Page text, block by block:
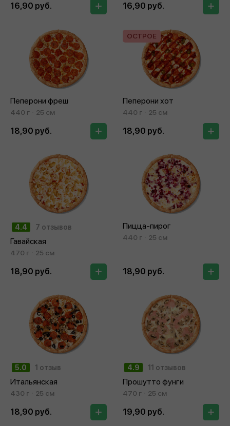
16,90 руб. 16,90 руб.
Пеперони фреш
440 г 25 см
18,90 руб.
Пеперони хот
ОСТРОЕ
440 г 25 см
18,90 руб.
4.4 7 отзывов
Гавайская
470 г 25 см
18,90 руб.
Пицца-пирог
440 г 25 см
18,90 руб.
5.0 1 отзыв
Итальянская
430 г 25 см
18,90 руб.
4.9 11 отзывов
Прошутто фунги
470 г 25 см
19,90 руб.